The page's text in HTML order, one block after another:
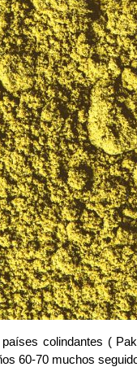
colindantes (
60-70 muchos